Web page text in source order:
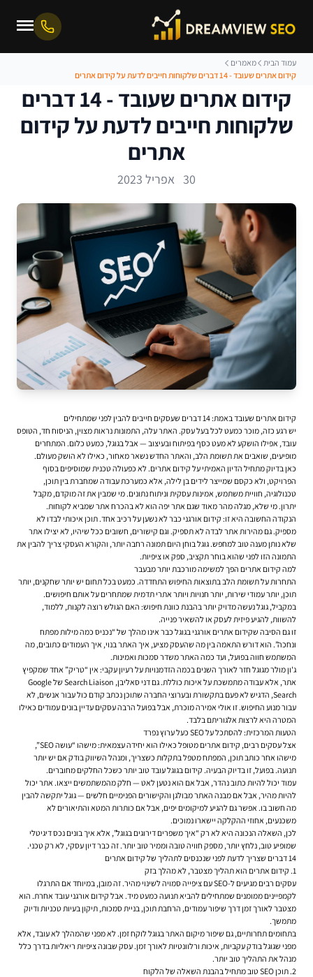
עמוד הבית
מאמרים
קידום אתרים שעובד - 14 דברים שלקוחות חייבים לדעת על קידום אתרים
קידום אתרים שעובד - 14 דברים
שלקוחות חייבים לדעת על קידום
אתרים
30 אפריל 2023
קידום אתרים שעובד באמת: 14 דברים שעסקים חייבים להבין לפני שמתחילים
יש רגע כזה, מוכר כמעט לכל בעל עסק. האתר עלה, התמונות נראות מצוין, הניסוח חד, הטופס
עובד, אפילו הושקע לא מעט כסף בפיתוח ובעיצוב — אבל בגוגל, כמעט כלום. המתחרים
מופיעים, שואבים את תשומת הלב, והאתר החדש נשאר מאחור, כאילו לא הושק מעולם.
כאן בדיוק מתחיל הדיון האמיתי על קידום אתרים. לא כפעולה טכנית שמוסיפים בסוף
הפרויקט, ולא כקסם שמייצר לידים בן לילה, אלא כמערכת עבודה שמחברת בין תוכן,
טכנולוגיה, חוויית משתמש, אמינות עסקית וניתוח נתונים. מי שמבין את זה מוקדם, מקבל
יתרון. מי שלא, מגלה מהר מאוד שגם אתר יפה הוא לא בהכרח אתר שמביא לקוחות.
הנקודה החשובה היא זו: קידום אורגני כבר לא נשען על רכיב אחד. תוכן איכותי לבדו לא
מספיק. גם מהירות אתר לבדה לא תספיק. וגם קישורים, חשובים ככל שיהיו, לא יצילו אתר
שלא נותן מענה טוב למחפש. גוגל בוחן היום תמונה רחבה יותר, והקורא העסקי צריך להבין את
התמונה הזו לפני שהוא בוחר תקציב, ספק או ציפיות.
למה קידום אתרים הפך למשימה מורכבת יותר מבעבר
התחרות על תשומת הלב בתוצאות החיפוש התחדדה. כמעט בכל תחום יש יותר שחקנים, יותר
תוכן, יותר עמודי שירות, יותר חנויות ויותר אתרי תדמית שמתחרים על אותם חיפושים.
במקביל, גוגל נעשה מדויק יותר בהבנת כוונת חיפוש: האם הגולש רוצה לקנות, ללמוד,
להשוות, להגיע פיזית לעסק או להשאיר פנייה.
זו גם הסיבה שקידום אתרים אורגני בגוגל כבר אינו מהלך של “נכניס כמה מילות מפתח
ונחכה”. הוא דורש התאמה בין מה שהעסק מציע, איך האתר בנוי, איך העמודים כתובים, מה
המשתמש חווה בפועל, ועד כמה האתר משדר סמכות ואמינות.
ג'ון מולר מגוגל חזר לאורך השנים בכמה הזדמנויות על רעיון עקבי: אין “טריק” אחד שמקפיץ
אתר, אלא עבודה מתמשכת על איכות כוללת. גם דני סאליבן, Search Liaison של Google
Search, הדגיש לא פעם בתקשורת ובערוצי החברה שתוכן נכתב קודם כול עבור אנשים, לא
עבור מנוע החיפוש. זו אולי אמירה מוכרת, אבל בפועל הרבה עסקים עדיין בונים עמודים כאילו
המטרה היא לרצות אלגוריתם בלבד.
הטעות המרכזית: להסתכל על SEO כעל ערוץ נפרד
אצל עסקים רבים, קידום אתרים מטופל כאילו הוא יחידה עצמאית: מישהו “עושה SEO”,
מישהו אחר כותב תוכן, המפתח מטפל בתקלות כשצריך, ומנהל השיווק בודק אם יש יותר
תנועה. בפועל, זו בדיוק הבעיה. קידום בגוגל עובד טוב יותר כשכל החלקים מחוברים.
עמוד יכול להיות כתוב נהדר, אבל אם הוא נטען לאט — חלק מהמשתמשים ייצאו. אתר יכול
להיות מהיר, אבל אם מבנה האתר מבולגן והקישורים הפנימיים חלשים — גוגל יתקשה להבין
מה חשוב בו. אפשר גם להגיע למיקומים יפים, אבל אם כותרות המטא והתיאורים לא
משכנעים, אחוזי ההקלקה יישארו נמוכים.
לכן, השאלה הנכונה היא לא רק “איך משפרים דירוגים בגוגל”, אלא איך בונים נכס דיגיטלי
שמופיע טוב, נלחץ יותר, מספק חוויה טובה וממיר טוב יותר. זה כבר דיון עסקי, לא רק טכני.
14 דברים שצריך לדעת לפני שנכנסים לתהליך של קידום אתרים
1. קידום אתרים הוא תהליך מצטבר, לא מהלך בזק
עסקים רבים מגיעים ל-SEO עם ציפייה סמויה לשינוי מהיר. זה מובן, במיוחד אם התרגלו
לקמפיינים ממומנים שמתחילים להביא תנועה כמעט מיד. אבל קידום אורגני עובד אחרת. הוא
מצטבר לאורך זמן דרך שיפור עמודים, הרחבת תוכן, בניית סמכות, תיקון בעיות טכניות ודיוק
מתמשך.
בתחומים תחרותיים, גם שיפור מיקום האתר בגוגל לוקח זמן. לא מפני שהמהלך לא עובד, אלא
מפני שגוגל בודק עקביות, איכות ורלוונטיות לאורך זמן. עסק שבונה ציפיות ריאליות בדרך כלל
מנהל את התהליך טוב יותר.
2. תוכן SEO טוב מתחיל בהבנת השאלה של הלקוח